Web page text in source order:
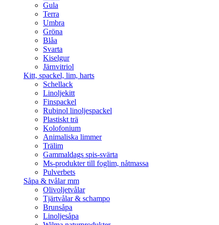
Gula
Terra
Umbra
Gröna
Blåa
Svarta
Kiselgur
Järnvitriol
Kitt, spackel, lim, harts
Schellack
Linoljekitt
Finspackel
Rubinol linoljespackel
Plastiskt trä
Kolofonium
Animaliska limmer
Trälim
Gammaldags spis-svärta
Ms-produkter till foglim, nåtmassa
Pulverbets
Såpa & tvålar mm
Olivoljetvålar
Tjärtvålar & schampo
Brunsåpa
Linoljesåpa